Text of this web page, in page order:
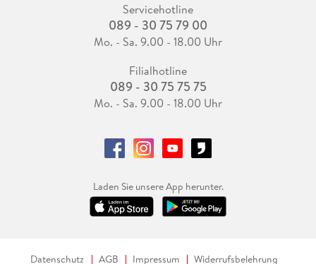
Servicehotline
089 - 30 75 79 00
Mo. - Sa. 9.00 - 18.00 Uhr
Filialhotline
089 - 30 75 75 75
Mo. - Sa. 9.00 - 18.00 Uhr
Laden Sie unsere App herunter.
Datenschutz AGB Impressum
Widerrufsbelehrung